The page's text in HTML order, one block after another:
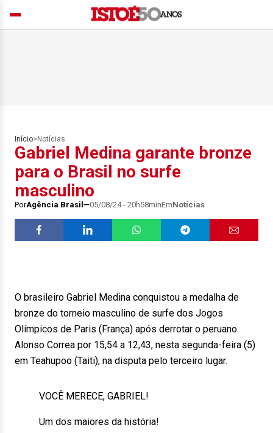
Início> Notícias
Gabriel Medina garante bronze
para o Brasil no surfe
masculino
PorAgência Brasil 05/08/24 - 20h58minEmNotícias
O brasileiro Gabriel Medina conquistou a medalha de
bronze do torneio masculino de surfe dos Jogos
Olímpicos de Paris (França) após derrotar o peruano
Alonso Correa por 15,54 a 12,43, nesta segunda-feira (5)
em Teahupoo (Taiti), na disputa pelo terceiro lugar.
VOCÊ MERECE, GABRIEL!
Um dos maiores da história!